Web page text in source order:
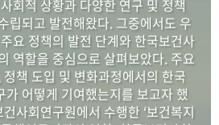
물 행정박물 영상 기록물
회적 상황과 다양한 연구 및 정책
립되고 발전해왔다. 그중에서도 우
요 정책의 발전 단계와 한국보건사
역할을 중심으로 살펴보았다. 주요
책 도입 및 변화과정에서의 한국
어떻게 기여했는지를 보고자 했
사회연구원에서 수행한 ‘보건복지